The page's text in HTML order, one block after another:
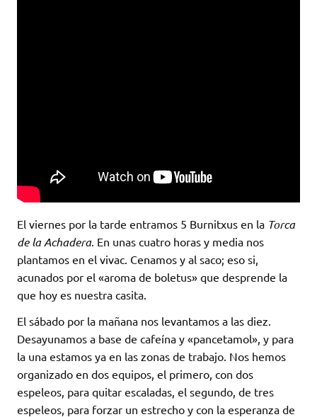
El viernes por la tarde entramos 5 Burnitxus en la Torca
de la Achadera. En unas cuatro horas y media nos
plantamos en el vivac. Cenamos y al saco; eso si,
acunados por el «aroma de boletus» que desprende la
que hoy es nuestra casita.
El sábado por la mañana nos levantamos a las diez.
Desayunamos a base de cafeína y «pancetamol», y para
la una estamos ya en las zonas de trabajo. Nos hemos
organizado en dos equipos, el primero, con dos
espeleos, para quitar escaladas, el segundo, de tres
espeleos, para forzar un estrecho y con la esperanza de